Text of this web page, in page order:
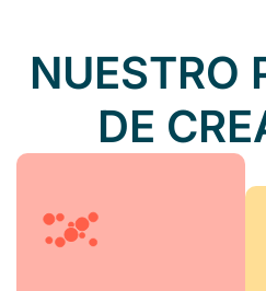
NUESTRO
DE